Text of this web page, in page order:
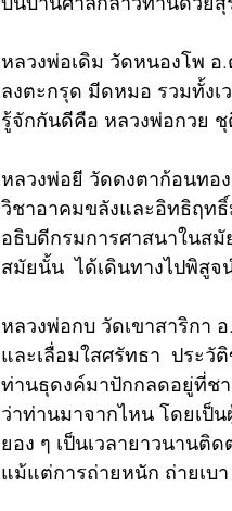
หลวงพ่อเดิม วัดหนองโพ อ
ลงตะกรุด มีดหมอ รวมทั้งเ
รู้จักกันดีคือ หลวงพ่อกวย
หลวงพ่อยี วัดดงตาก้อนทอ
วิชาอาคมขลังและอิทธิฤทธิ์
อธิบดีกรมการศาสนาในส
สมัยนั้น  ได้เดินทางไปพิสูจ
หลวงพ่อกบ วัดเขาสาริกา
และเลื่อมใสศรัทธา  ประวั
ท่านธุดงค์มาปักกลดอยู่ที่ชา
ว่าท่านมาจากไหน โดยเป็
ยอง ๆ เป็นเวลายาวนานติ
แม้แต่การถ่ายหนัก ถ่ายเบ